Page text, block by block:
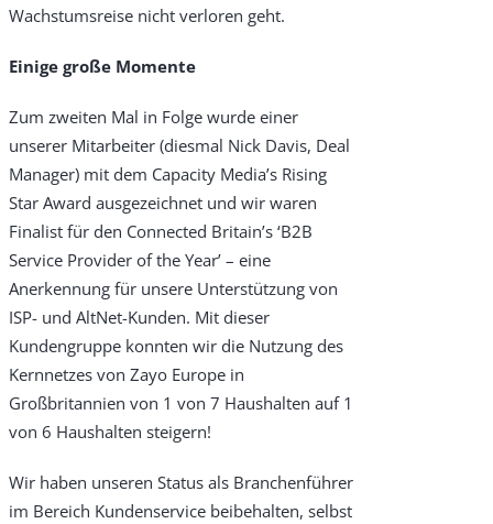
Wachstumsreise nicht verloren geht.
Einige große Momente
Zum zweiten Mal in Folge wurde einer
unserer Mitarbeiter (diesmal Nick Davis, Deal
Manager) mit dem Capacity Media’s Rising
Star Award ausgezeichnet und wir waren
Finalist für den Connected Britain’s ‘B2B
Service Provider of the Year’ – eine
Anerkennung für unsere Unterstützung von
ISP- und AltNet-Kunden. Mit dieser
Kundengruppe konnten wir die Nutzung des
Kernnetzes von Zayo Europe in
Großbritannien von 1 von 7 Haushalten auf 1
von 6 Haushalten steigern!
Wir haben unseren Status als Branchenführer
im Bereich Kundenservice beibehalten, selbst